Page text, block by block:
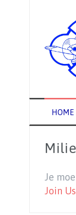
HOME
Je
Join Us